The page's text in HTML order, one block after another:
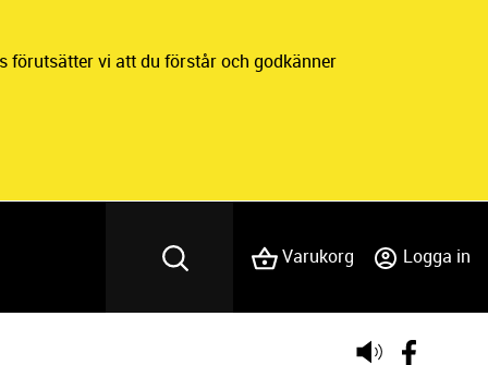
förutsätter vi att du förstår och godkänner
Varukorg Logga in
Lyssna